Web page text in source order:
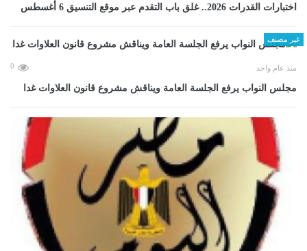
اختبارات القدرات 2026.. غلق باب التقدم عبر موقع التنسيق 6 أغسطس
غير مصنف
منذ عام واحد 0
مجلس النواب يرفع الجلسة العامة ويناقش مشروع قانون العلاوات غدا